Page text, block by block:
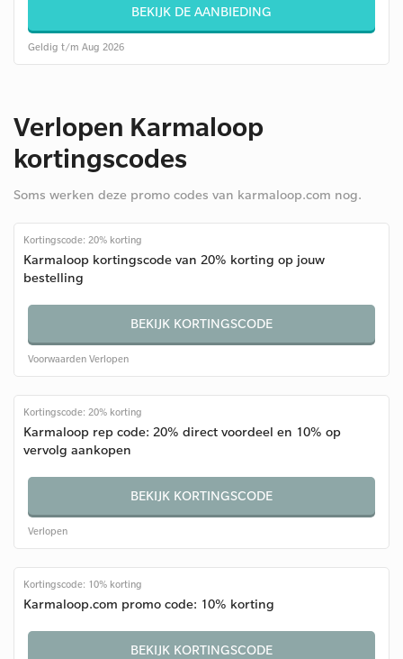
BEKIJK DE AANBIEDING
Geldig t/m Aug 2026
Verlopen Karmaloop
kortingscodes
Soms werken deze promo codes van karmaloop.com nog.
Kortingscode: 20% korting
Karmaloop kortingscode van 20% korting op jouw
bestelling
BEKIJK KORTINGSCODE
Voorwaarden Verlopen
Kortingscode: 20% korting
Karmaloop rep code: 20% direct voordeel en 10% op
vervolg aankopen
BEKIJK KORTINGSCODE
Verlopen
Kortingscode: 10% korting
Karmaloop.com promo code: 10% korting
BEKIJK KORTINGSCODE